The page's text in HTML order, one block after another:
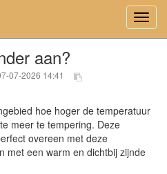
aan?
07-2026 14:41
hoe hoger de temperatuur
meer te tempering. Deze
overeen met deze
met een warm en dichtbij zijnde